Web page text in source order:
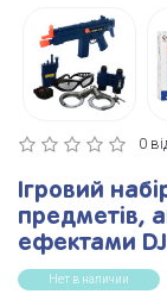
0
Ігровий
предметів,
ефектами
Нет в наличии